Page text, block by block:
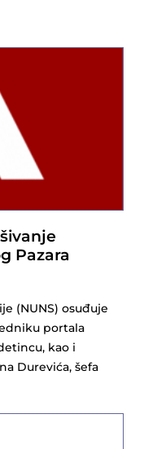
Pazara
(NUNS) osuđuje
portala
kao i
Durevića, šefa